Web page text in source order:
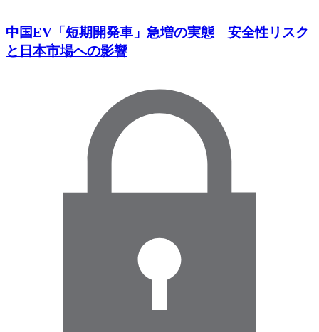
中国EV「短期開発車」急増の実態 安全性リスク
と日本市場への影響